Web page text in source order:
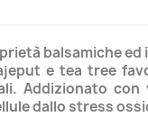
balsamiche
e tea tree
Addizionato con
dallo stress